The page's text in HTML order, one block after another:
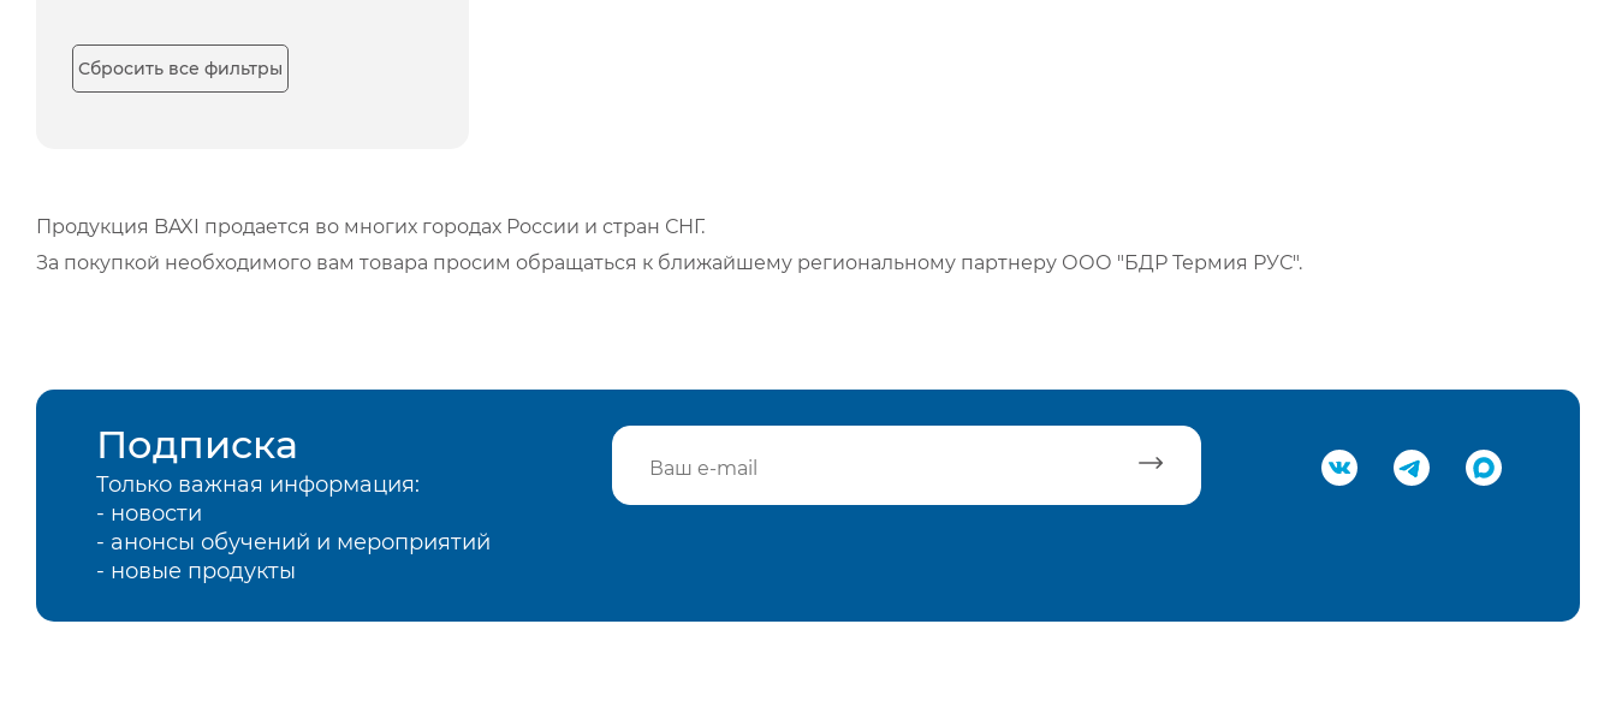
Сбросить все фильтры
Продукция BAXI продается во многих городах России и стран СНГ.
За покупкой необходимого вам товара просим обращаться к ближайшему региональному партнеру ООО "БДР Термия РУС".
Подписка
Только важная информация:
- новости
- анонсы обучений и мероприятий
- новые продукты